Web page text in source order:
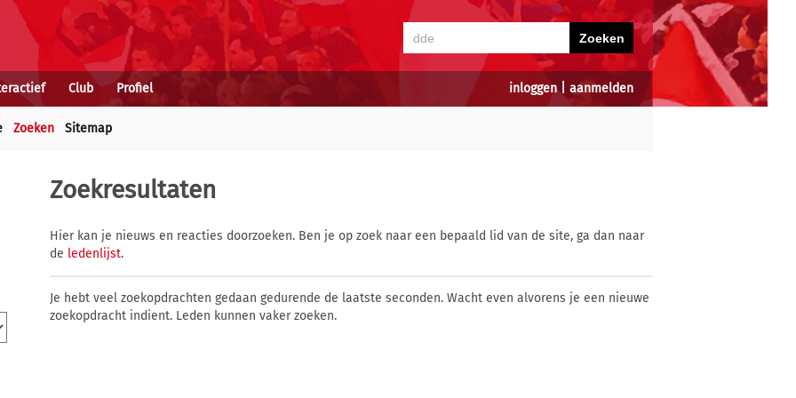
inloggen| aanmelden
Club Profiel
Zoeken Sitemap
Zoekresultaten
Hier kan je nieuws en reacties doorzoeken. Ben je op zoek naar een bepaald lid van de site, ga dan naar
de ledenlijst.
Je hebt veel zoekopdrachten gedaan gedurende de laatste seconden. Wacht even alvorens je een nieuwe
zoekopdracht indient. Leden kunnen vaker zoeken.